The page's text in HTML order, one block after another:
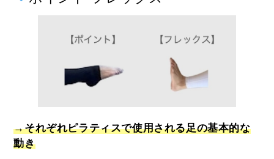
→それぞれピラティスで使用される足の基本的な
動き